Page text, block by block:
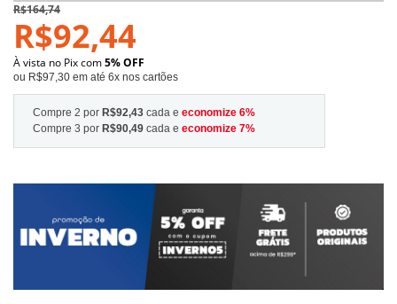
R$164,74
R$92,44
À vista no Pix com5% OFF
ou R$97,30 em até 6x nos cartões
Compre 2 por R$92,43 cada e economize 6%
Compre 3 por R$90,49 cada e economize 7%